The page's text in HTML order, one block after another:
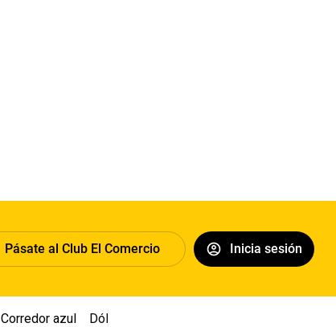
Pásate al Club El Comercio Inicia sesión
Corredor azul Dólar